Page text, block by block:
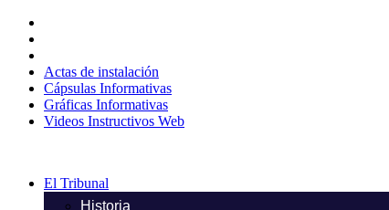
contenido
Actas de instalación
Cápsulas Informativas
Gráficas Informativas
Videos Instructivos Web
El Tribunal
Historia